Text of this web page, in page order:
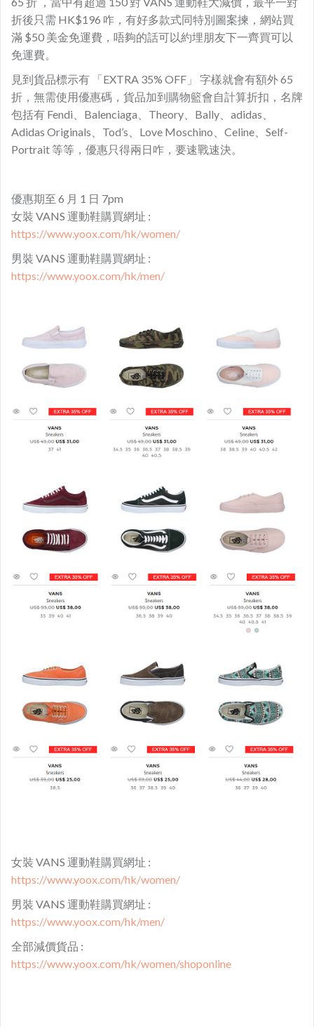
折後只需 HK$196 咋，有好多款式同特別圖案揀，網站買
滿 $50 美金免運費，唔夠的話可以約埋朋友下一齊買可以
免運費。
見到貨品標示有 「EXTRA 35% OFF」 字樣就會有額外 65
折，無需使用優惠碼，貨品加到購物籃會自計算折扣，名牌
包括有 Fendi、Balenciaga、Theory、Bally、adidas、
Adidas Originals、Tod’s、Love Moschino、Celine、Self-
Portrait 等等，優惠只得兩日咋，要速戰速決。
優惠期至 6 月 1 日 7pm
女裝 VANS 運動鞋購買網址 :
https://www.yoox.com/hk/women/
男裝 VANS 運動鞋購買網址 :
https://www.yoox.com/hk/men/
女裝 VANS 運動鞋購買網址 :
https://www.yoox.com/hk/women/
男裝 VANS 運動鞋購買網址 :
https://www.yoox.com/hk/men/
全部減價貨品 :
https://www.yoox.com/hk/women/shoponline